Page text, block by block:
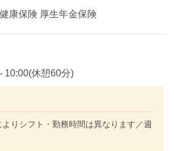
康保険 厚生年金保険
10:00(休憩60分)
りシフト・勤務時間は異なります／週